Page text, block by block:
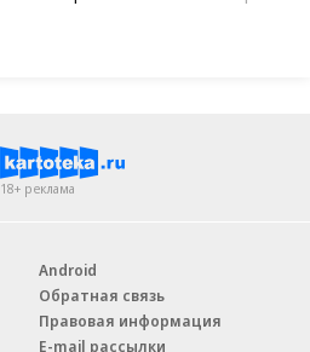
18+ реклама
Android
Обратная связь
Правовая информация
E-mail рассылки